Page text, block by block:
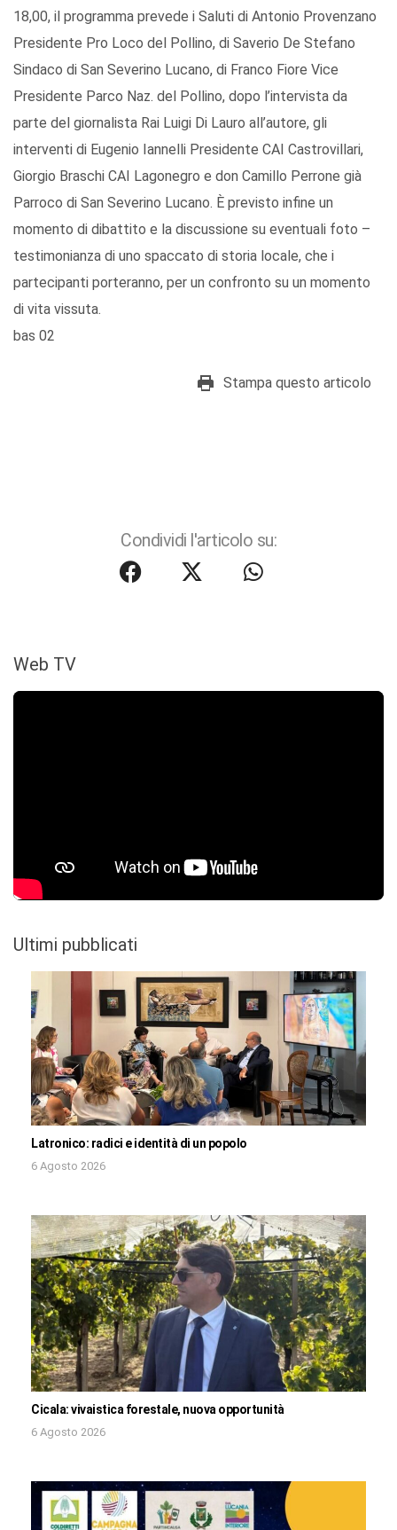
18,00, il programma prevede i Saluti di Antonio Provenzano
Presidente Pro Loco del Pollino, di Saverio De Stefano
Sindaco di San Severino Lucano, di Franco Fiore Vice
Presidente Parco Naz. del Pollino, dopo l’intervista da
parte del giornalista Rai Luigi Di Lauro all’autore, gli
interventi di Eugenio Iannelli Presidente CAI Castrovillari,
Giorgio Braschi CAI Lagonegro e don Camillo Perrone già
Parroco di San Severino Lucano. È previsto infine un
momento di dibattito e la discussione su eventuali foto –
testimonianza di uno spaccato di storia locale, che i
partecipanti porteranno, per un confronto su un momento
di vita vissuta.
bas 02
Stampa questo articolo
Condividi l'articolo su:
Web TV
Ultimi pubblicati
Latronico: radici e identità di un popolo
6 Agosto 2026
Cicala: vivaistica forestale, nuova opportunità
6 Agosto 2026